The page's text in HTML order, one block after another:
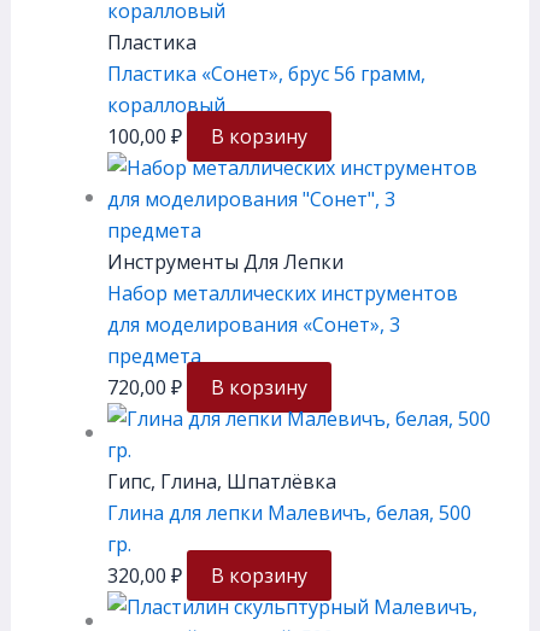
Пластика
Пластика «Сонет», брус 56 грамм,
коралловый
100,00 ₽ В корзину
Инструменты Для Лепки
Набор металлических инструментов
для моделирования «Сонет», 3
предмета
720,00 ₽ В корзину
Гипс, Глина, Шпатлёвка
Глина для лепки Малевичъ, белая, 500
гр.
320,00 ₽ В корзину